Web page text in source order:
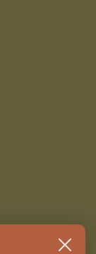
Cerrar